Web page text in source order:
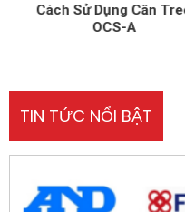
Cách Sử Dụng Cân Treo
OCS-A
TIN TỨC NỔI BẬT